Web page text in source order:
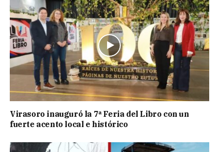
Virasoro inauguró la 7ª Feria del Libro con un
fuerte acento local e histórico